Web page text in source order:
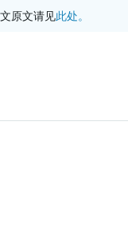
原文请见此处。